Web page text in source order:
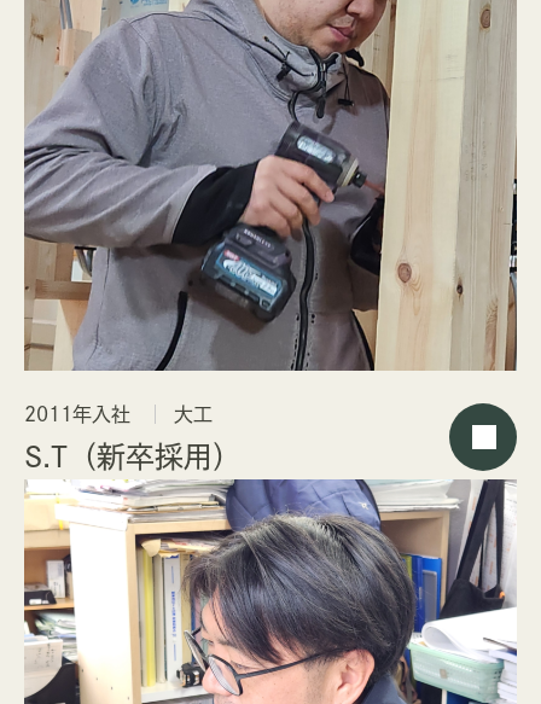
2011年入社 大工
S.T（新卒採用）